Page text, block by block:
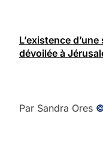
L’existence
dévoilée à
Par Sandra Ores